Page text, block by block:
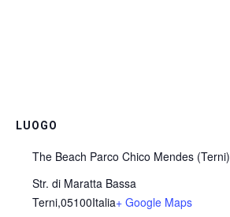
LUOGO
The Beach Parco Chico Mendes (Terni)
Str. di Maratta Bassa
Terni,05100Italia+ Google Maps